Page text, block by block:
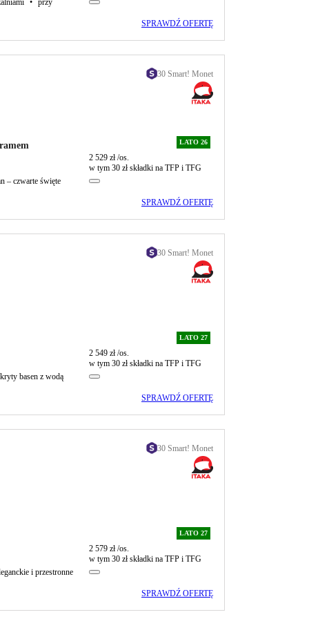
• przy
SPRAWDŹ OFERTĘ
– czwarte święte
30 Smart! Monet
LATO 26
2 529 zł/os.
w tym 30 zł składki na TFP i TFG
SPRAWDŹ OFERTĘ
kryty basen z wodą
30 Smart! Monet
LATO 27
2 549 zł/os.
w tym 30 zł składki na TFP i TFG
SPRAWDŹ OFERTĘ
i przestronne
30 Smart! Monet
LATO 27
2 579 zł/os.
w tym 30 zł składki na TFP i TFG
SPRAWDŹ OFERTĘ